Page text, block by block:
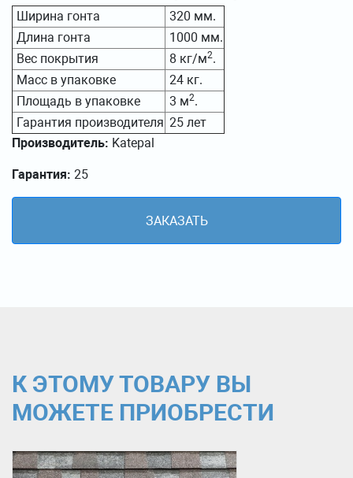
Ширина гонта
320 мм.
Длина гонта
1000 мм.
Вес покрытия
8 кг/м2.
Масс в упаковке
24 кг.
Площадь в упаковке
3 м2.
Гарантия производителя 25 лет
Производитель: Katepal
Гарантия: 25
ЗАКАЗАТЬ
К ЭТОМУ ТОВАРУ ВЫ
МОЖЕТЕ ПРИОБРЕСТИ